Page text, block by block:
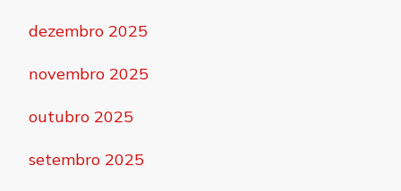
dezembro 2025
novembro 2025
outubro 2025
setembro 2025